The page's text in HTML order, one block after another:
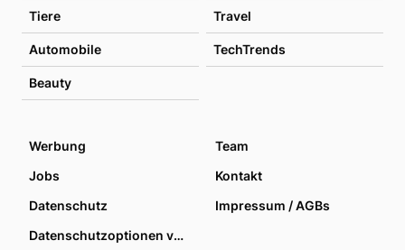
Tiere Travel
Automobile TechTrends
Beauty
Werbung
Team
Jobs
Kontakt
Datenschutz
Impressum / AGBs
Datenschutzoptionen verwalten